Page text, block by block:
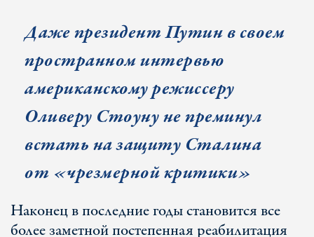
Даже президент Путин в своем
пространном интервью
американскому режиссеру
Оливеру Стоуну не преминул
встать на защиту Сталина
от «чрезмерной критики»
Наконец в последние годы становится все
более заметной постепенная реабилитация